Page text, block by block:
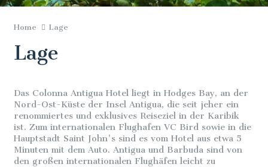
Home Lage
Lage
Das Colonna Antigua Hotel liegt in Hodges Bay, an der
Nord-Ost-Küste der Insel Antigua, die seit jeher ein
renommiertes und exklusives Reiseziel in der Karibik
ist. Zum internationalen Flughafen VC Bird sowie in die
Hauptstadt Saint John's sind es vom Hotel aus etwa 5
Minuten mit dem Auto. Antigua und Barbuda sind von
den großen internationalen Flughäfen leicht zu